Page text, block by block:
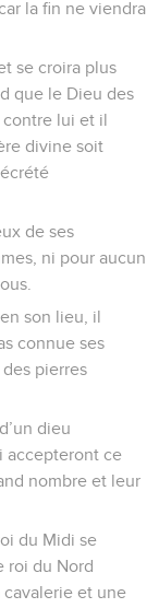
la fin ne viendra
se croira plus
que le Dieu des
contre lui et il
divine soit
de ses
ni pour aucun
son lieu, il
connue ses
des pierres
dieu
accepteront ce
nombre et leur
du Midi se
roi du Nord
cavalerie et une